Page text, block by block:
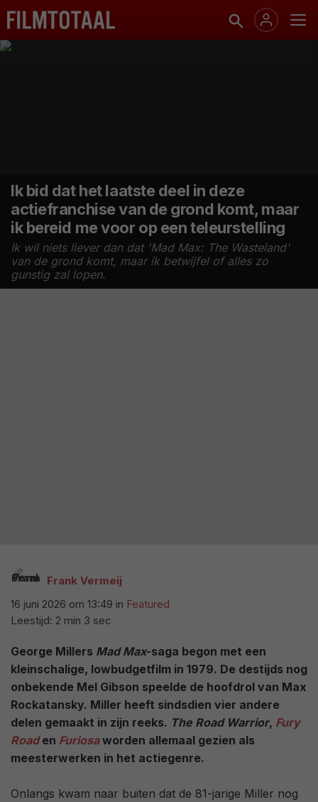
Ik bid dat het laatste deel in deze
actiefranchise van de grond komt, maar
ik bereid me voor op een teleurstelling
Ik wil niets liever dan dat 'Mad Max: The Wasteland'
van de grond komt, maar ik betwijfel of alles zo
gunstig zal lopen.
Frank Vermeij
16 juni 2026 om 13:49 in Featured
Leestijd: 2 min 3 sec
George Millers Mad Max-saga begon met een
kleinschalige, lowbudgetfilm in 1979. De destijds nog
onbekende Mel Gibson speelde de hoofdrol van Max
Rockatansky. Miller heeft sindsdien vier andere
delen gemaakt in zijn reeks. The Road Warrior, Fury
Roaden Furiosaworden allemaal gezien als
meesterwerken in het actiegenre.
Onlangs kwam naar buiten dat de 81-jarige Miller nog